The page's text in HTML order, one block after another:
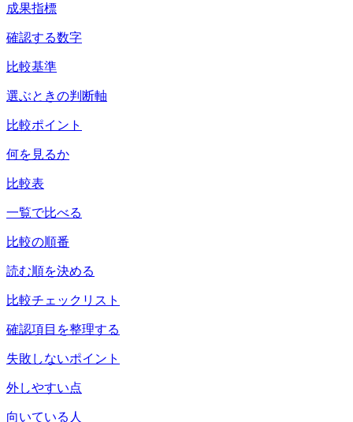
成果指標
確認する数字
比較基準
選ぶときの判断軸
比較ポイント
何を見るか
比較表
一覧で比べる
比較の順番
読む順を決める
比較チェックリスト
確認項目を整理する
失敗しないポイント
外しやすい点
向いている人